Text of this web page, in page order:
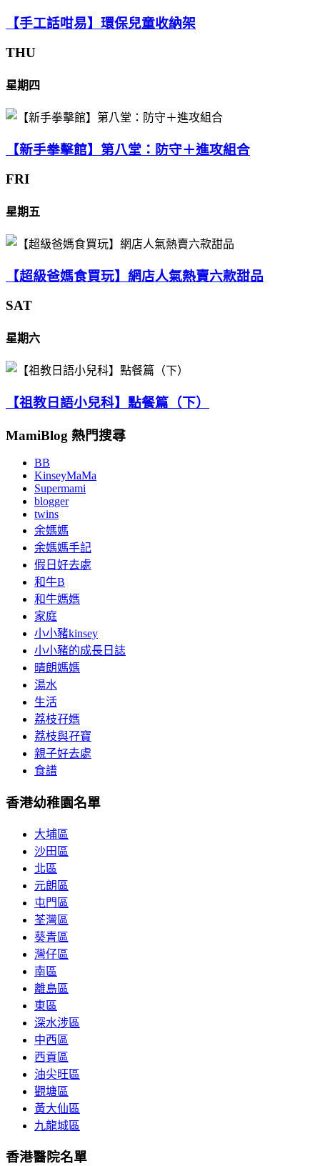
【手工話咁易】環保兒童收納架
THU
星期四
【新手拳擊館】第八堂：防守＋進攻組合
FRI
星期五
【超級爸媽食買玩】網店人氣熱賣六款甜品
SAT
星期六
【祖教日語小兒科】點餐篇（下）
MamiBlog 熱門搜尋
BB
KinseyMaMa
Supermami
blogger
twins
余媽媽
余媽媽手記
假日好去處
和牛B
和牛媽媽
家庭
小小豬kinsey
小小豬的成長日誌
晴朗媽媽
湯水
生活
荔枝孖媽
荔枝與孖寶
親子好去處
食譜
香港幼稚園名單
大埔區
沙田區
北區
元朗區
屯門區
荃灣區
葵青區
灣仔區
南區
離島區
東區
深水涉區
中西區
西貢區
油尖旺區
觀塘區
黃大仙區
九龍城區
香港醫院名單